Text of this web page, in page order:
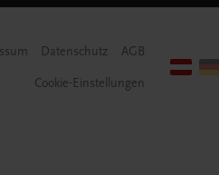
Datenschutz AGB
Cookie-Einstellungen